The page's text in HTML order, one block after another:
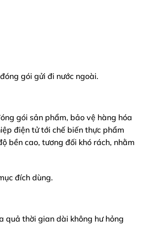
gói gửi đi nước ngoài.
gói sản phẩm, bảo vệ hàng hóa
điện tử tới chế biến thực phẩm
bền cao, tương đối khó rách, nhằm
đích dùng.
quả thời gian dài không hư hỏng